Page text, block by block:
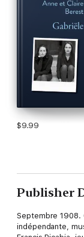
$9.99
Publisher
Septembre 1908.
indépendante,